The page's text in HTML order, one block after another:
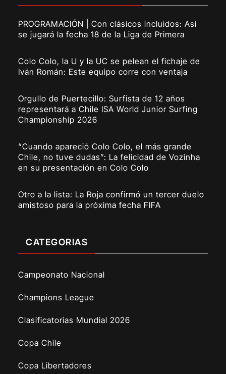
PROGRAMACIÓN | Con clásicos incluidos: Así
se jugará la fecha 18 de la Liga de Primera
Colo Colo, la U y la UC se pelean el fichaje de
Iván Román: Este equipo corre con ventaja
Orgullo de Puertecillo: Surfista de 12 años
representará a Chile ISA World Junior Surfing
Championship 2026
“Cuando apareció Colo Colo, el más grande
Chile, no tuve dudas”: La felicidad de Vozinha
en su presentación en Colo Colo
Otro a la lista: La Roja confirmó un tercer duelo
amistoso para la próxima fecha FIFA
CATEGORÍAS
Campeonato Nacional
Champions League
Clasificatorias Mundial 2026
Copa Chile
Copa Libertadores